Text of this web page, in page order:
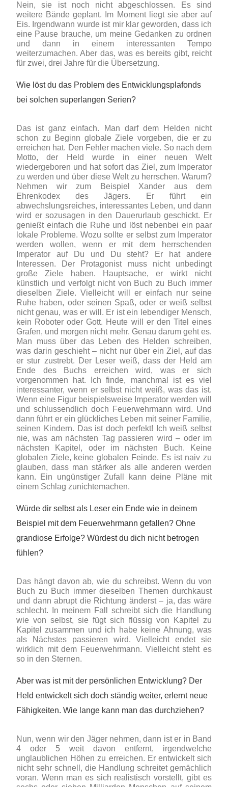
Nein, sie ist noch nicht abgeschlossen. Es sind
weitere Bände geplant. Im Moment liegt sie aber auf
Eis. Irgendwann wurde ist mir klar geworden, dass ich
eine Pause brauche, um meine Gedanken zu ordnen
und dann in einem interessanten Tempo
weiterzumachen. Aber das, was es bereits gibt, reicht
für zwei, drei Jahre für die Übersetzung.
Wie löst du das Problem des Entwicklungsplafonds
bei solchen superlangen Serien?
Das ist ganz einfach. Man darf dem Helden nicht
schon zu Beginn globale Ziele vorgeben, die er zu
erreichen hat. Den Fehler machen viele. So nach dem
Motto, der Held wurde in einer neuen Welt
wiedergeboren und hat sofort das Ziel, zum Imperator
zu werden und über diese Welt zu herrschen. Warum?
Nehmen wir zum Beispiel Xander aus dem
Ehrenkodex des Jägers. Er führt ein
abwechslungsreiches, interessantes Leben, und dann
wird er sozusagen in den Dauerurlaub geschickt. Er
genießt einfach die Ruhe und löst nebenbei ein paar
lokale Probleme. Wozu sollte er selbst zum Imperator
werden wollen, wenn er mit dem herrschenden
Imperator auf Du und Du steht? Er hat andere
Interessen. Der Protagonist muss nicht unbedingt
große Ziele haben. Hauptsache, er wirkt nicht
künstlich und verfolgt nicht von Buch zu Buch immer
dieselben Ziele. Vielleicht will er einfach nur seine
Ruhe haben, oder seinen Spaß, oder er weiß selbst
nicht genau, was er will. Er ist ein lebendiger Mensch,
kein Roboter oder Gott. Heute will er den Titel eines
Grafen, und morgen nicht mehr. Genau darum geht es.
Man muss über das Leben des Helden schreiben,
was darin geschieht – nicht nur über ein Ziel, auf das
er stur zustrebt. Der Leser weiß, dass der Held am
Ende des Buchs erreichen wird, was er sich
vorgenommen hat. Ich finde, manchmal ist es viel
interessanter, wenn er selbst nicht weiß, was das ist.
Wenn eine Figur beispielsweise Imperator werden will
und schlussendlich doch Feuerwehrmann wird. Und
dann führt er ein glückliches Leben mit seiner Familie,
seinen Kindern. Das ist doch perfekt! Ich weiß selbst
nie, was am nächsten Tag passieren wird – oder im
nächsten Kapitel, oder im nächsten Buch. Keine
globalen Ziele, keine globalen Feinde. Es ist naiv zu
glauben, dass man stärker als alle anderen werden
kann. Ein ungünstiger Zufall kann deine Pläne mit
einem Schlag zunichtemachen.
Würde dir selbst als Leser ein Ende wie in deinem
Beispiel mit dem Feuerwehrmann gefallen? Ohne
grandiose Erfolge? Würdest du dich nicht betrogen
fühlen?
Das hängt davon ab, wie du schreibst. Wenn du von
Buch zu Buch immer dieselben Themen durchkaust
und dann abrupt die Richtung änderst – ja, das wäre
schlecht. In meinem Fall schreibt sich die Handlung
wie von selbst, sie fügt sich flüssig von Kapitel zu
Kapitel zusammen und ich habe keine Ahnung, was
als Nächstes passieren wird. Vielleicht endet sie
wirklich mit dem Feuerwehrmann. Vielleicht steht es
so in den Sternen.
Aber was ist mit der persönlichen Entwicklung? Der
Held entwickelt sich doch ständig weiter, erlernt neue
Fähigkeiten. Wie lange kann man das durchziehen?
Nun, wenn wir den Jäger nehmen, dann ist er in Band
4 oder 5 weit davon entfernt, irgendwelche
unglaublichen Höhen zu erreichen. Er entwickelt sich
nicht sehr schnell, die Handlung schreitet gemächlich
voran. Wenn man es sich realistisch vorstellt, gibt es